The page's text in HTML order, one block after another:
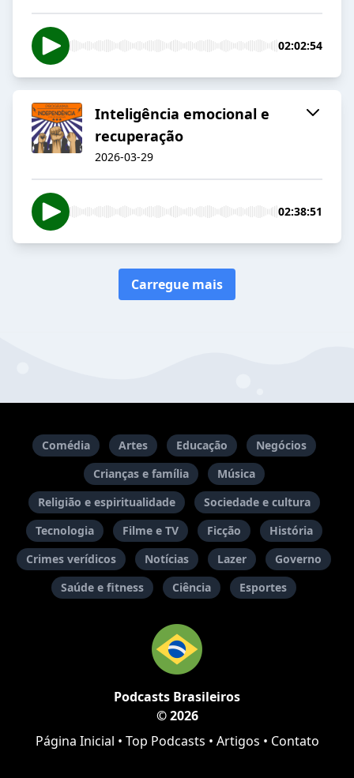
02:02:54
Inteligência emocional e
recuperação
2026-03-29
02:38:51
Carregue mais
Comédia Artes Educação
Negócios
Crianças e família
Música
Religião e espiritualidade
Sociedade e cultura
Tecnologia
Filme e TV Ficção
História
Crimes verídicos
Notícias Lazer
Governo
Saúde e fitness
Ciência Esportes
Podcasts Brasileiros
© 2026
Página Inicial • Top Podcasts • Artigos • Contato